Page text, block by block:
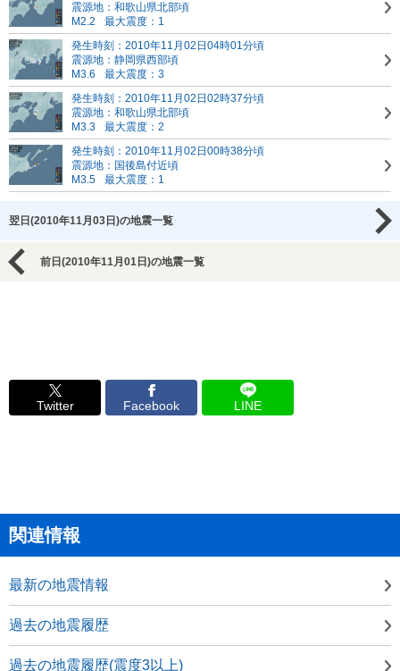
震源地：和歌山県北部頃
M2.2
最大震度：1
発生時刻：2010年11月02日04時01分頃
震源地：静岡県西部頃
M3.6
最大震度：3
発生時刻：2010年11月02日02時37分頃
震源地：和歌山県北部頃
M3.3
最大震度：2
発生時刻：2010年11月02日00時38分頃
震源地：国後島付近頃
M3.5
最大震度：1
翌日(2010年11月03日)の地震一覧
前日(2010年11月01日)の地震一覧
Twitter Facebook LINE
関連情報
最新の地震情報
過去の地震履歴
過去の地震履歴(震度3以上)